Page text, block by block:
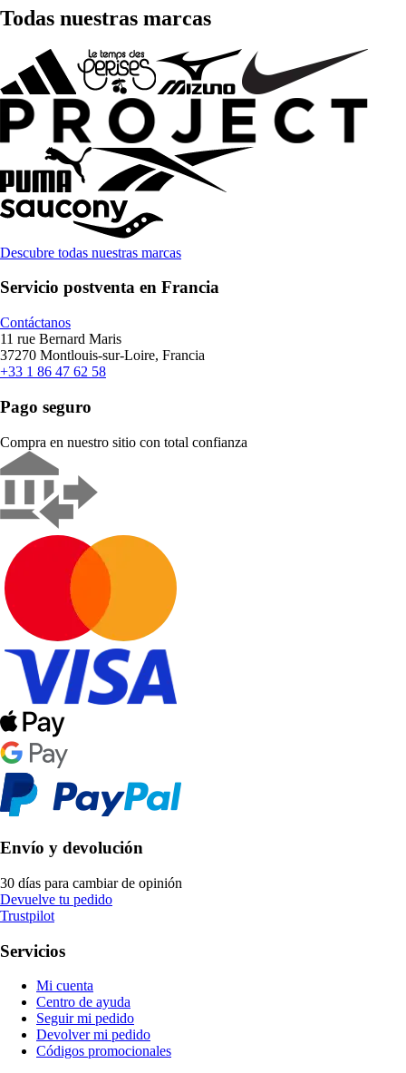
Todas nuestras marcas
Descubre todas nuestras marcas
Servicio postventa en Francia
Contáctanos
11 rue Bernard Maris
37270 Montlouis-sur-Loire, Francia
+33 1 86 47 62 58
Pago seguro
Compra en nuestro sitio con total confianza
Envío y devolución
30 días para cambiar de opinión
Devuelve tu pedido
Trustpilot
Servicios
Mi cuenta
Centro de ayuda
Seguir mi pedido
Devolver mi pedido
Códigos promocionales